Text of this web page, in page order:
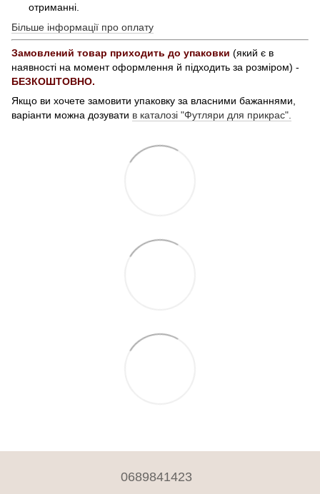
отриманні.
Більше інформації про оплату
Замовлений товар приходить до упаковки (який є в
наявності на момент оформлення й підходить за розміром) -
БЕЗКОШТОВНО.
Якщо ви хочете замовити упаковку за власними бажаннями,
варіанти можна дозувати в каталозі "Футляри для прикрас".
0689841423